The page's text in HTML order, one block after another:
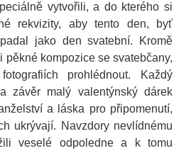
vytvořili, a do kterého si
rekvizity, aby tento den, byť
jako den svatební. Kromě
pěkné kompozice se svatebčany,
prohlédnout. Každý
závěr malý valentýnský dárek
a láska pro připomenutí,
ukrývají. Navzdory nevlídnému
veselé odpoledne a k tomu